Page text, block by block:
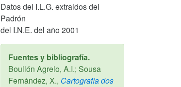
Datos del I.L.G. extraidos del
Padrón
del I.N.E. del año 2001
Fuentes y bibliografía.
Boullón Agrelo, A.I.; Sousa
Fernández, X., Cartografía dos